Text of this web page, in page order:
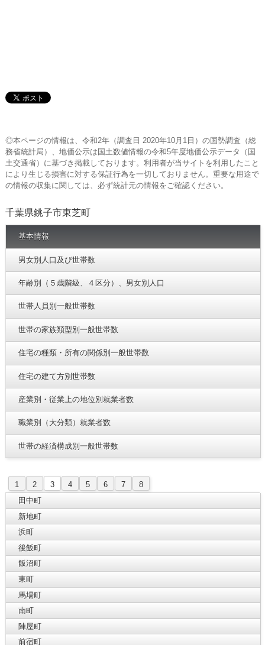
◎本ページの情報は、令和2年（調査日 2020年10月1日）の国勢調査（総
務省統計局）、地価公示は国土数値情報の令和5年度地価公示データ（国
土交通省）に基づき掲載しております。利用者が当サイトを利用したこと
により生じる損害に対する保証行為を一切しておりません。重要な用途で
の情報の収集に関しては、必ず統計元の情報をご確認ください。
千葉県銚子市東芝町
基本情報
男女別人口及び世帯数
年齢別（５歳階級、４区分）、男女別人口
世帯人員別一般世帯数
世帯の家族類型別一般世帯数
住宅の種類・所有の関係別一般世帯数
住宅の建て方別世帯数
産業別・従業上の地位別就業者数
職業別（大分類）就業者数
世帯の経済構成別一般世帯数
1 2 3 4 5 6 7
8
田中町
新地町
浜町
後飯町
飯沼町
東町
馬場町
南町
陣屋町
前宿町